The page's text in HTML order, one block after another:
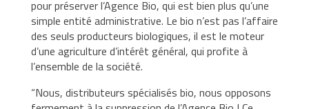
pour préserver l’Agence Bio, qui est bien plus qu’une
simple entité administrative. Le bio n’est pas l’affaire
des seuls producteurs biologiques, il est le moteur
d’une agriculture d’intérêt général, qui profite à
l’ensemble de la société.
“Nous, distributeurs spécialisés bio, nous opposons